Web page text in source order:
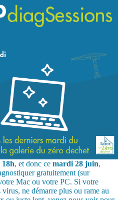
18h, et donc ce mardi 28 juin,
gratuitement (sur
Mac ou votre PC. Si votre
ne démarre plus ou rame au